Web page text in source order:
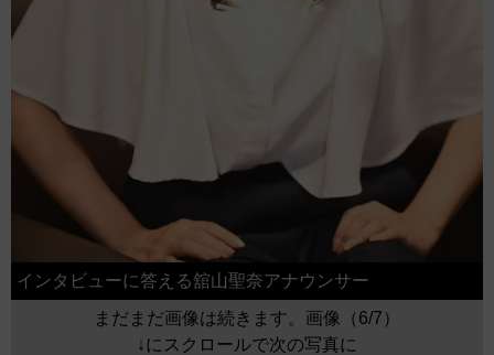
インタビューに答える舘山聖奈アナウンサー
まだまだ画像は続きます。画像（6/7）
↓にスクロールで次の写真に